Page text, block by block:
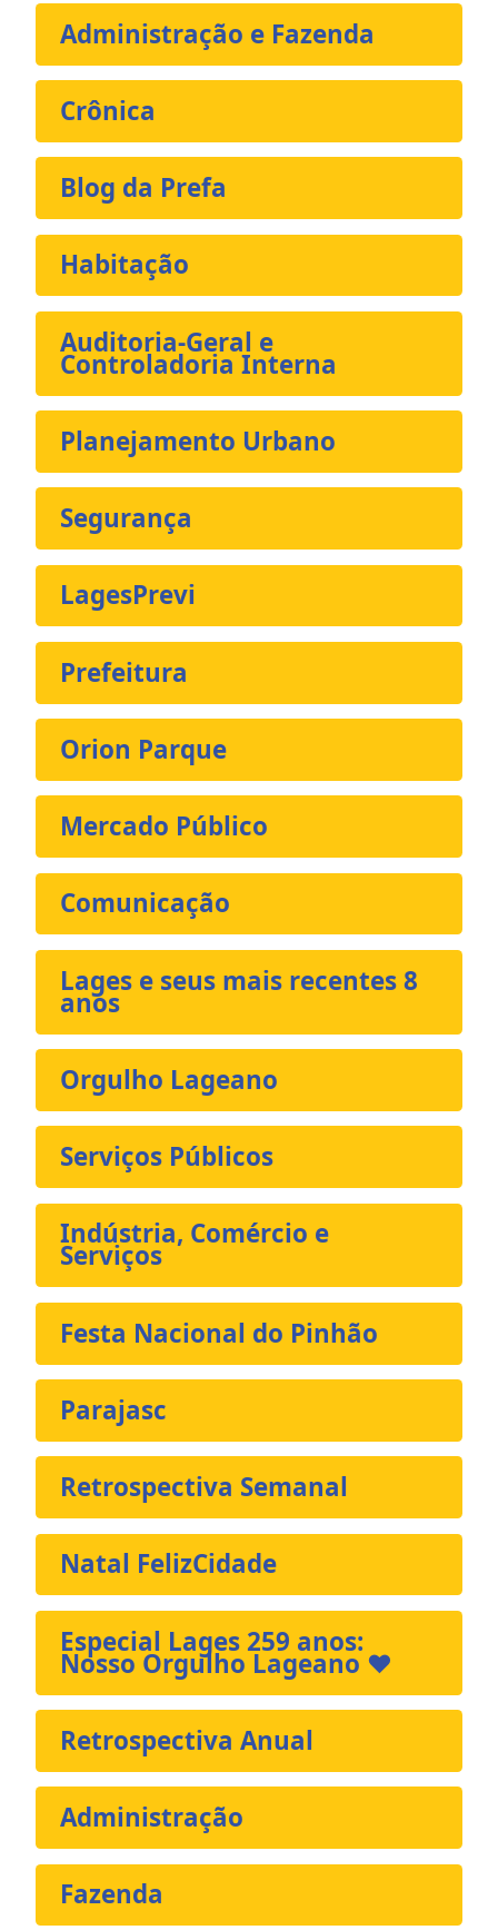
Administração e Fazenda
Crônica
Blog da Prefa
Habitação
Auditoria-Geral e
Controladoria Interna
Planejamento Urbano
Segurança
LagesPrevi
Prefeitura
Orion Parque
Mercado Público
Comunicação
Lages e seus mais recentes 8
anos
Orgulho Lageano
Serviços Públicos
Indústria, Comércio e
Serviços
Festa Nacional do Pinhão
Parajasc
Retrospectiva Semanal
Natal FelizCidade
Especial Lages 259 anos:
Nosso Orgulho Lageano ❤️
Retrospectiva Anual
Administração
Fazenda